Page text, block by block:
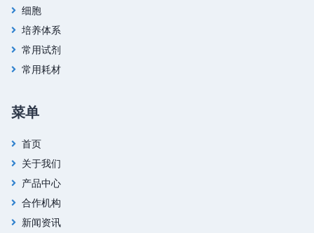
细胞
培养体系
常用试剂
常用耗材
菜单
首页
关于我们
产品中心
合作机构
新闻资讯